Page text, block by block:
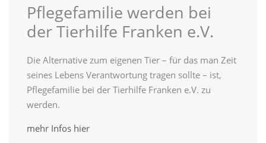
Pflegefamilie werden bei
der Tierhilfe Franken e.V.
Die Alternative zum eigenen Tier – für das man Zeit
seines Lebens Verantwortung tragen sollte – ist,
Pflegefamilie bei der Tierhilfe Franken e.V. zu
werden.
mehr Infos hier